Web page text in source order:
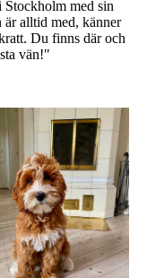
Stockholm med sin
är alltid med, känner
Du finns där och
vän!"